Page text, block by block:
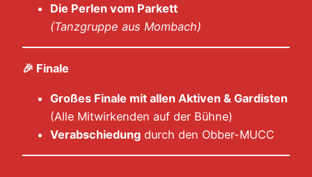
Die Perlen vom Parkett
(Tanzgruppe aus Mombach)
🎉 Finale
Großes Finale mit allen Aktiven & Gardisten
(Alle Mitwirkenden auf der Bühne)
Verabschiedung durch den Obber-MUCC